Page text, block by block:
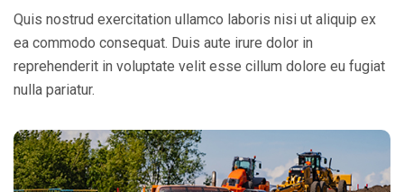
Quis nostrud exercitation ullamco laboris nisi ut aliquip ex
ea commodo consequat. Duis aute irure dolor in
reprehenderit in voluptate velit esse cillum dolore eu fugiat
nulla pariatur.